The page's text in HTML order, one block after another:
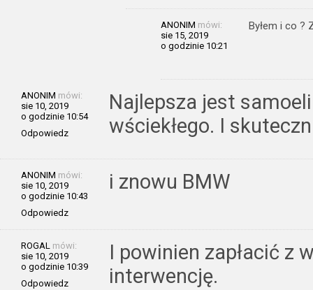
ANONIM mówi:
sie 15, 2019
o godzinie 10:21
Byłem i co ?
ANONIM mówi:
sie 10, 2019
o godzinie 10:54
Odpowiedz
Najlepsza jest
wściekłego. I
ANONIM mówi:
sie 10, 2019
o godzinie 10:43
Odpowiedz
i znowu BMW
ROGAL mówi:
sie 10, 2019
o godzinie 10:39
Odpowiedz
I powinien zapłacić z
interwencję.